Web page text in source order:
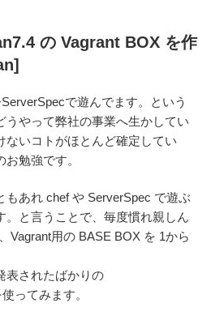
の Vagrant BOX を作
で遊んでます。という
うやって弊社の事業へ生かしてい
ないコトがほとんど確定してい
勉強です。
もあれ chef や ServerSpec で遊ぶ
。と言うことで、毎度慣れ親しん
Vagrant用の BASE BOX を 1から
表されたばかりの
ってみます。